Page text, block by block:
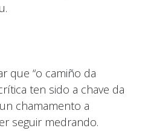
que “o camiño da
ten sido a chave da
chamamento a
seguir medrando.